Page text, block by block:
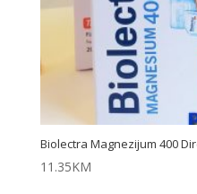
Biolectra Magnezijum 400
11.35KM